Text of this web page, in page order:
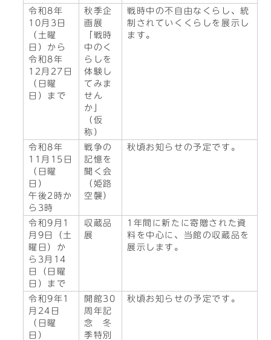
令和8年
10月3日
（土曜
日）から
令和8年
12月27日
（日曜
日）まで
秋季企
画展
「戦時
中のく
らしを
体験し
てみま
せん
か」
（仮
称）
戦時中の不自由なくらし、統
制されていくくらしを展示し
ます。
令和8年
11月15日
（日曜
日）
午後2時か
ら3時
戦争の
記憶を
聞く会
（姫路
空襲）
秋頃お知らせの予定です。
令和9月1
月9日（土
曜日）か
ら3月14
日（日曜
日）まで
収蔵品
展
1年間に新たに寄贈された資
料を中心に、当館の収蔵品を
展示します。
令和9年1
月24日
（日曜
日）
開館30
周年記
念 冬
季特別
秋頃お知らせの予定です。